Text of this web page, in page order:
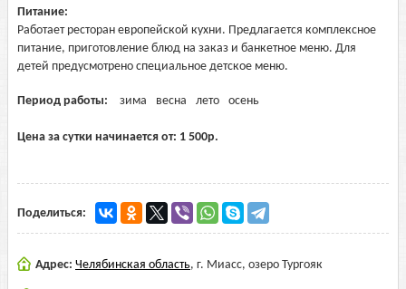
Питание:
Работает ресторан европейской кухни. Предлагается комплексное
питание, приготовление блюд на заказ и банкетное меню. Для
детей предусмотрено специальное детское меню.
Период работы: зима весна лето осень
Цена за сутки начинается от: 1 500р.
Поделиться:
Адрес: Челябинская область, г. Миасс, озеро Тургояк